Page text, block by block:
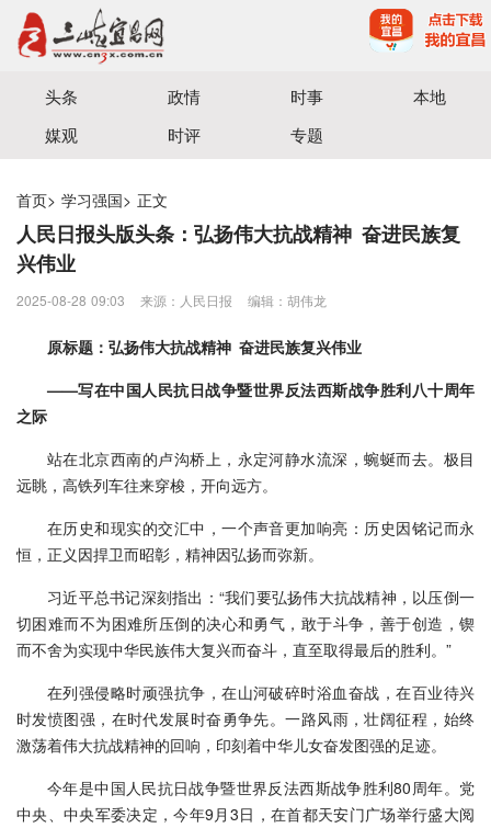
宜昌三峡融媒体中心主办
头条 政情 时事
本地
媒观
时评 专题
首页> 学习强国> 正文
人民日报头版头条：弘扬伟大抗战精神 奋进民族复
兴伟业
2025-08-28 09:03 来源：​人民日报 编辑：胡伟龙
原标题：弘扬伟大抗战精神 奋进民族复兴伟业
——写在中国人民抗日战争暨世界反法西斯战争胜利八十周年
之际
站在北京西南的卢沟桥上，永定河静水流深，蜿蜒而去。极目
远眺，高铁列车往来穿梭，开向远方。
在历史和现实的交汇中，一个声音更加响亮：历史因铭记而永
恒，正义因捍卫而昭彰，精神因弘扬而弥新。
习近平总书记深刻指出：“我们要弘扬伟大抗战精神，以压倒一
切困难而不为困难所压倒的决心和勇气，敢于斗争，善于创造，锲
而不舍为实现中华民族伟大复兴而奋斗，直至取得最后的胜利。”
在列强侵略时顽强抗争，在山河破碎时浴血奋战，在百业待兴
时发愤图强，在时代发展时奋勇争先。一路风雨，壮阔征程，始终
激荡着伟大抗战精神的回响，印刻着中华儿女奋发图强的足迹。
今年是中国人民抗日战争暨世界反法西斯战争胜利80周年。党
中央、中央军委决定，今年9月3日，在首都天安门广场举行盛大阅